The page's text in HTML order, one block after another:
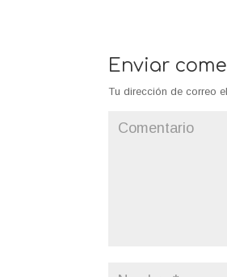
Enviar
Tu dirección de correo